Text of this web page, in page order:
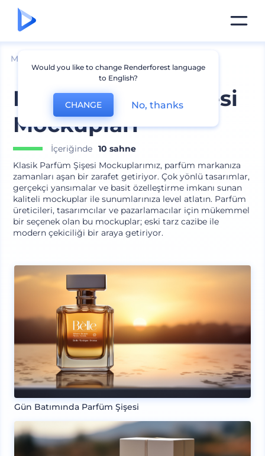
Mockuplar
Klasik Parfüm Şişesi
Mockupları
İçeriğinde 10 sahne
Klasik Parfüm Şişesi Mockuplarımız, parfüm markanıza
zamanları aşan bir zarafet getiriyor. Çok yönlü tasarımlar,
gerçekçi yansımalar ve basit özelleştirme imkanı sunan
kaliteli mockuplar ile sunumlarınıza level atlatın. Parfüm
üreticileri, tasarımcılar ve pazarlamacılar için mükemmel
bir seçenek olan bu mockuplar; eski tarz cazibe ile
modern çekiciliği bir araya getiriyor.
Gün Batımında Parfüm Şişesi
Would you like to change Renderforest language
to English?
CHANGE No, thanks